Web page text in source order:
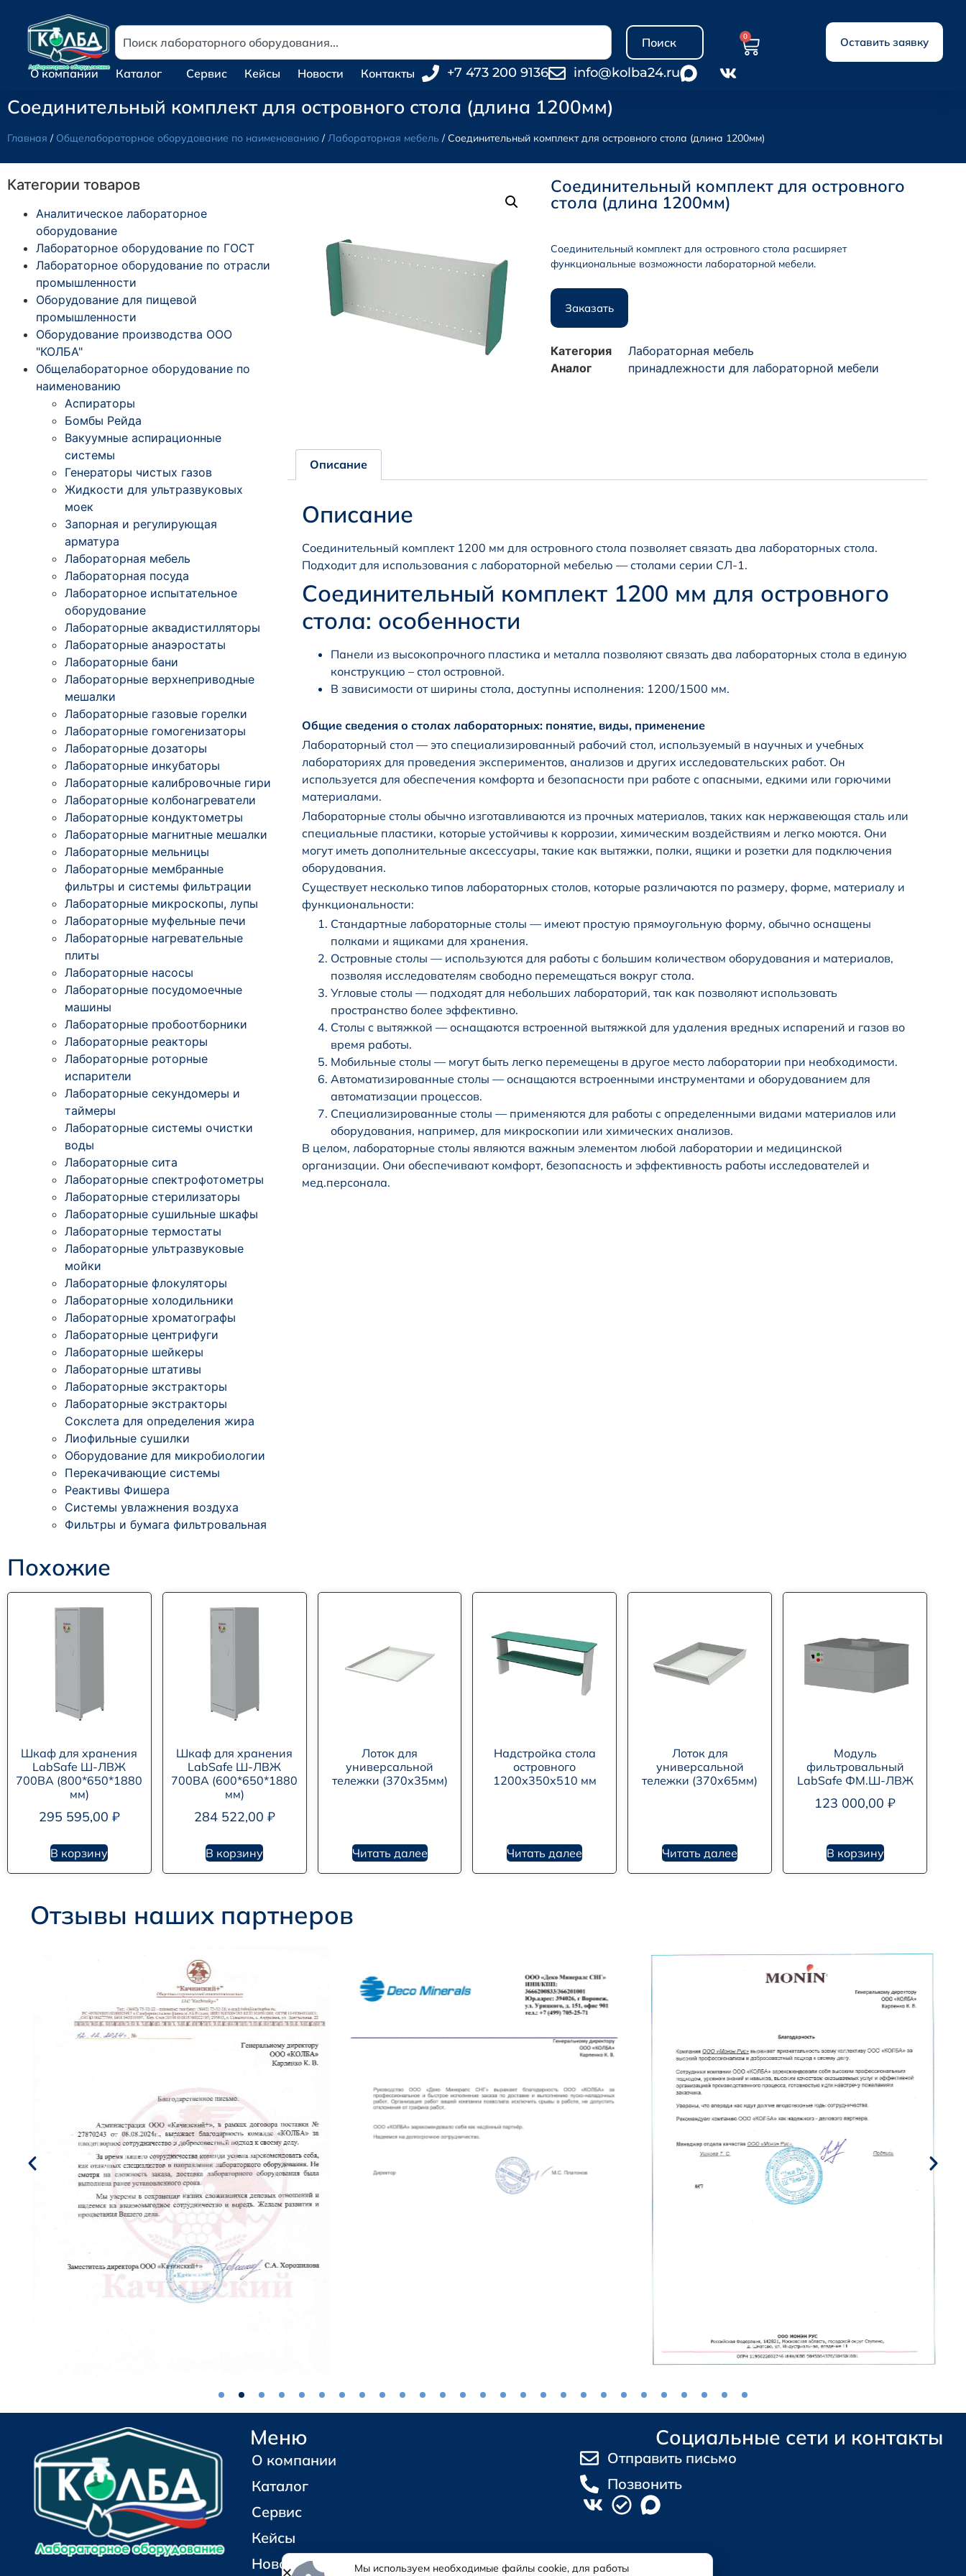
Поиск 0 Оставить заявку
О компании Каталог Сервис Кейсы Новости Контакты +7 473 200 9136 info@kolba24.ru
Соединительный комплект для островного стола (длина 1200мм)
Главная / Общелабораторное оборудование по наименованию /Лабораторная мебель / Соединительный комплект для островного стола (длина 1200мм)
Категории товаров
Аналитическое лабораторное
оборудование
Лабораторное оборудование по ГОСТ
Лабораторное оборудование по отрасли
промышленности
Оборудование для пищевой
промышленности
Оборудование производства ООО
"КОЛБА"
Общелабораторное оборудование по
наименованию
Аспираторы
Бомбы Рейда
Вакуумные аспирационные
системы
Генераторы чистых газов
Жидкости для ультразвуковых
моек
Запорная и регулирующая
арматура
Лабораторная мебель
Лабораторная посуда
Лабораторное испытательное
оборудование
Лабораторные аквадистилляторы
Лабораторные анаэростаты
Лабораторные бани
Лабораторные верхнеприводные
мешалки
Лабораторные газовые горелки
Лабораторные гомогенизаторы
Лабораторные дозаторы
Лабораторные инкубаторы
Лабораторные калибровочные гири
Лабораторные колбонагреватели
Лабораторные кондуктометры
Лабораторные магнитные мешалки
Лабораторные мельницы
Лабораторные мембранные
фильтры и системы фильтрации
Лабораторные микроскопы, лупы
Лабораторные муфельные печи
Лабораторные нагревательные
плиты
Лабораторные насосы
Лабораторные посудомоечные
машины
Лабораторные пробоотборники
Лабораторные реакторы
Лабораторные роторные
испарители
Лабораторные секундомеры и
таймеры
Лабораторные системы очистки
воды
Лабораторные сита
Лабораторные спектрофотометры
Лабораторные стерилизаторы
Лабораторные сушильные шкафы
Лабораторные термостаты
Лабораторные ультразвуковые
мойки
Лабораторные флокуляторы
Лабораторные холодильники
Лабораторные хроматографы
Лабораторные центрифуги
Лабораторные шейкеры
Лабораторные штативы
Лабораторные экстракторы
Лабораторные экстракторы
Сокслета для определения жира
Лиофильные сушилки
Оборудование для микробиологии
Перекачивающие системы
Реактивы Фишера
Системы увлажнения воздуха
Фильтры и бумага фильтровальная
Соединительный комплект для островного
стола (длина 1200мм)
Соединительный комплект для островного стола расширяет
функциональные возможности лабораторной мебели.
Заказать
Категория
Лабораторная мебель
Аналог
принадлежности для лабораторной мебели
Описание
Описание
Соединительный комплект 1200 мм для островного стола позволяет связать два лабораторных стола.
Подходит для использования с лабораторной мебелью — столами серии СЛ-1.
Соединительный комплект 1200 мм для островного
стола: особенности
Панели из высокопрочного пластика и металла позволяют связать два лабораторных стола в единую
конструкцию – стол островной.
В зависимости от ширины стола, доступны исполнения: 1200/1500 мм.
Общие сведения о столах лабораторных: понятие, виды, применение
Лабораторный стол — это специализированный рабочий стол, используемый в научных и учебных
лабораториях для проведения экспериментов, анализов и других исследовательских работ. Он
используется для обеспечения комфорта и безопасности при работе с опасными, едкими или горючими
материалами.
Лабораторные столы обычно изготавливаются из прочных материалов, таких как нержавеющая сталь или
специальные пластики, которые устойчивы к коррозии, химическим воздействиям и легко моются. Они
могут иметь дополнительные аксессуары, такие как вытяжки, полки, ящики и розетки для подключения
оборудования.
Существует несколько типов лабораторных столов, которые различаются по размеру, форме, материалу и
функциональности:
Стандартные лабораторные столы — имеют простую прямоугольную форму, обычно оснащены
полками и ящиками для хранения.
Островные столы — используются для работы с большим количеством оборудования и материалов,
позволяя исследователям свободно перемещаться вокруг стола.
Угловые столы — подходят для небольших лабораторий, так как позволяют использовать
пространство более эффективно.
Столы с вытяжкой — оснащаются встроенной вытяжкой для удаления вредных испарений и газов во
время работы.
Мобильные столы — могут быть легко перемещены в другое место лаборатории при необходимости.
Автоматизированные столы — оснащаются встроенными инструментами и оборудованием для
автоматизации процессов.
Специализированные столы — применяются для работы с определенными видами материалов или
оборудования, например, для микроскопии или химических анализов.
В целом, лабораторные столы являются важным элементом любой лаборатории и медицинской
организации. Они обеспечивают комфорт, безопасность и эффективность работы исследователей и
мед.персонала.
Похожие
Шкаф для хранения
LabSafe Ш-ЛВЖ
700ВА (800*650*1880
мм)
295 595,00 ₽
В корзину
Шкаф для хранения
LabSafe Ш-ЛВЖ
700ВА (600*650*1880
мм)
284 522,00 ₽
В корзину
Лоток для
универсальной
тележки (370х35мм)
Читать далее
Надстройка стола
островного
1200х350х510 мм
Читать далее
Лоток для
универсальной
тележки (370х65мм)
Читать далее
Модуль
фильтровальный
LabSafe ФМ.Ш-ЛВЖ
123 000,00₽
В корзину
Отзывы наших партнеров
Меню
О компании
Каталог
Сервис
Кейсы
Новости
Социальные сети и контакты
Отправить письмо
Позвонить
Мы используем необходимые файлы cookie, для работы